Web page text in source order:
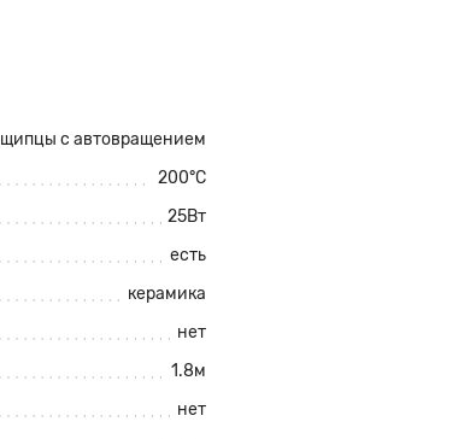
щипцы с автовращением
200°С
25Вт
есть
керамика
нет
1.8м
нет